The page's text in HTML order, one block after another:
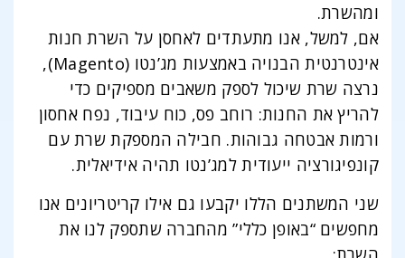
ומהשרת.
אם, למשל, אנו מתעתדים לאחסן על השרת חנות
אינטרנטית הבנויה באמצעות מג’נטו (Magento),
נרצה שרת שיכול לספק משאבים מספיקים כדי
להריץ את החנות: רוחב פס, כוח עיבוד, נפח אחסון
ורמות אבטחה גבוהות. חבילה המספקת שרת עם
קונפיגורציה ייעודית למג’נטו תהיה אידיאלית.
שני המשתנים הללו יקבעו גם אילו קריטריונים אנו
מחפשים “באופן כללי” מהחברה שתספק לנו את